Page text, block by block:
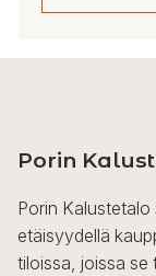
Porin
Porin
etäisyydellä
tiloissa, joissa se